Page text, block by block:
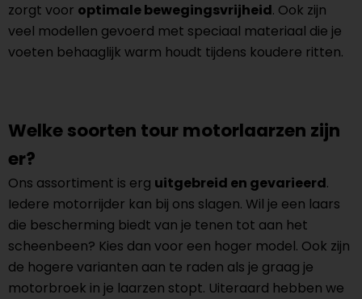
zorgt voor optimale bewegingsvrijheid. Ook zijn
veel modellen gevoerd met speciaal materiaal die je
voeten behaaglijk warm houdt tijdens koudere ritten.
Welke soorten tour motorlaarzen zijn
er?
Ons assortiment is erg uitgebreid en gevarieerd.
Iedere motorrijder kan bij ons slagen. Wil je een laars
die bescherming biedt van je tenen tot aan het
scheenbeen? Kies dan voor een hoger model. Ook zijn
de hogere varianten aan te raden als je graag je
motorbroek in je laarzen stopt. Uiteraard hebben we